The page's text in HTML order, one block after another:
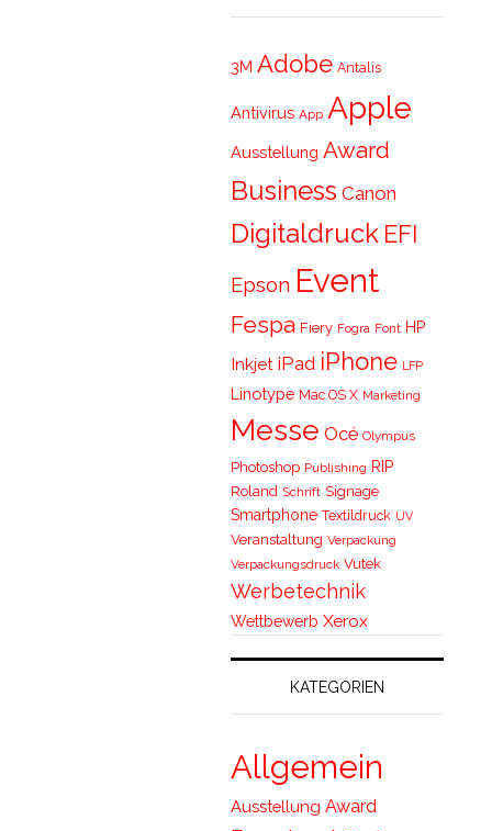
3M Adobe Antalis
Antivirus App Apple
Ausstellung Award
Business Canon
Digitaldruck EFI
Epson Event
Fespa Fiery Fogra Font HP
Inkjet iPad iPhone LFP
Linotype Mac OS X Marketing
Messe Océ Olympus
Photoshop Publishing RIP
Roland Schrift Signage
Smartphone Textildruck UV
Veranstaltung Verpackung
Verpackungsdruck Vutek
Werbetechnik
Wettbewerb Xerox
KATEGORIEN
Allgemein
Ausstellung Award